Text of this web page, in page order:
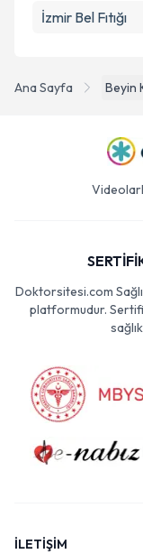
Ana Sayfa Beyin
İzmir Bel Fıtığı
Videolar
Doktorsitesi.com
platformudur.
İLETİŞİM